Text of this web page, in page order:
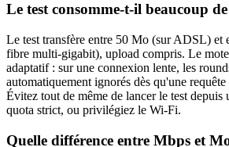
Le test consomme-t-il beaucoup
Le test transfère entre 50 Mo (sur ADSL) et
fibre multi-gigabit), upload compris. Le
adaptatif : sur une connexion lente, les
automatiquement ignorés dès qu'une requête
Évitez tout de même de lancer le test
quota strict, ou privilégiez le Wi-Fi.
Quelle différence entre Mbps et